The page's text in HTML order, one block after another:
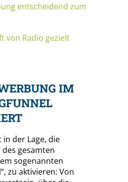
entscheidend zum
von Radio gezielt
IM
der Lage, die
gesamten
sogenannten
zu aktivieren: Von